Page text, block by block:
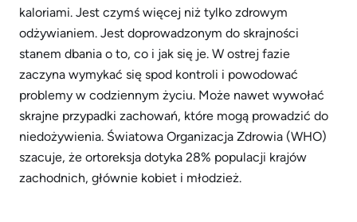
kaloriami. Jest czymś więcej niż tylko zdrowym
odżywianiem. Jest doprowadzonym do skrajności
stanem dbania o to, co i jak się je. W ostrej fazie
zaczyna wymykać się spod kontroli i powodować
problemy w codziennym życiu. Może nawet wywołać
skrajne przypadki zachowań, które mogą prowadzić do
niedożywienia. Światowa Organizacja Zdrowia (WHO)
szacuje, że ortoreksja dotyka 28% populacji krajów
zachodnich, głównie kobiet i młodzież.